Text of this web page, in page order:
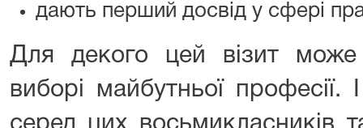
дають перший досвід у сфері
Для декого цей візит
виборі майбутньої